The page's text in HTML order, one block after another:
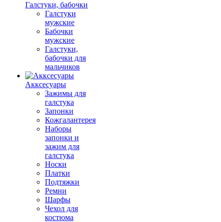
Галстуки, бабочки
Галстуки
мужские
Бабочки
мужские
Галстуки,
бабочки для
мальчиков
Акксесуары
Зажимы для
галстука
Запонки
Кожгалантерея
Наборы
запонки и
зажим для
галстука
Носки
Платки
Подтяжки
Ремни
Шарфы
Чехол для
костюма